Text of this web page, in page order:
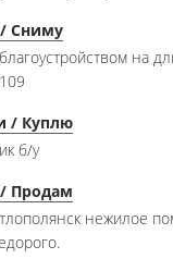
Сниму
на
/ Куплю
б/у
Продам
нежилое